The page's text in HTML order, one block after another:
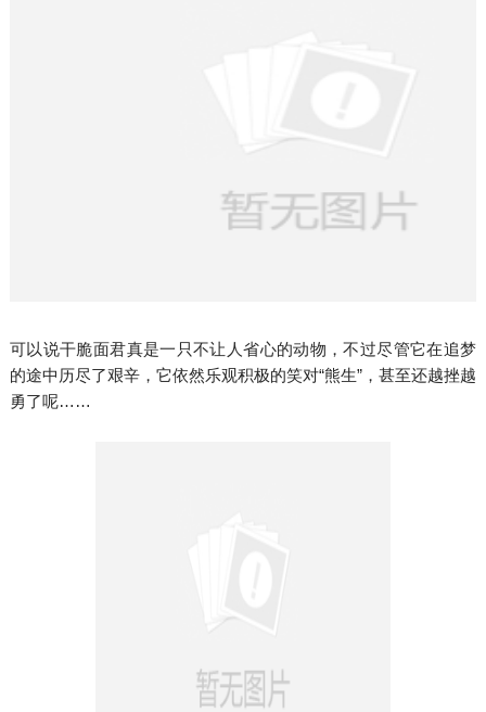
可以说干脆面君真是一只不让人省心的动物，不过尽管它在追梦
的途中历尽了艰辛，它依然乐观积极的笑对“熊生”，甚至还越挫越
勇了呢……